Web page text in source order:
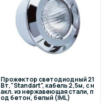
Прожектор светодиодный 21
Вт,"Standart", кабель 2,5м, с н
акл. из нержавеющая стали, п
од бетон, белый (IML)